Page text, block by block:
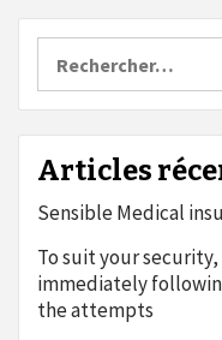
Articles
Sensible Medical
To suit your
immediately
the attempts